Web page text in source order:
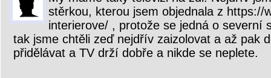
stěrkou, kterou jsem objednala z https://
interierove/ , protože se jedná o severní
tak jsme chtěli zeď nejdřív zaizolovat a až pak
přidělávat a TV drží dobře a nikde se neplete.